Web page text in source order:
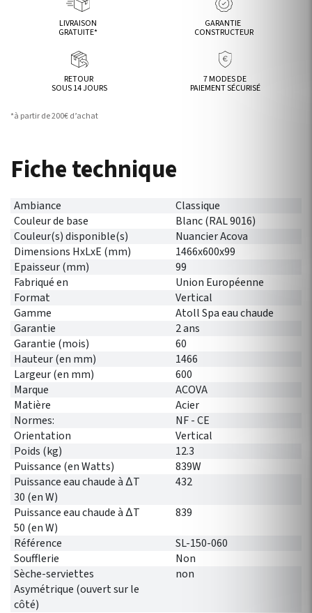
LIVRAISON
GRATUITE*
GARANTIE
CONSTRUCTEUR
RETOUR
SOUS 14 JOURS
7 MODES DE
PAIEMENT SÉCURISÉ
*à partir de 200€ d’achat
Fiche technique
Ambiance
Classique
Couleur de base
Blanc (RAL 9016)
Couleur(s) disponible(s)
Nuancier Acova
Dimensions HxLxE (mm)
1466x600x99
Epaisseur (mm)
99
Fabriqué en
Union Européenne
Format
Vertical
Gamme
Atoll Spa eau chaude
Garantie
2 ans
Garantie (mois)
60
Hauteur (en mm)
1466
Largeur (en mm)
600
Marque
ACOVA
Matière
Acier
Normes:
NF - CE
Orientation
Vertical
Poids (kg)
12.3
Puissance (en Watts)
839W
Puissance eau chaude à ∆T
30 (en W)
432
Puissance eau chaude à ∆T
50 (en W)
839
Référence
SL-150-060
Soufflerie
Non
Sèche-serviettes
Asymétrique (ouvert sur le
côté)
non